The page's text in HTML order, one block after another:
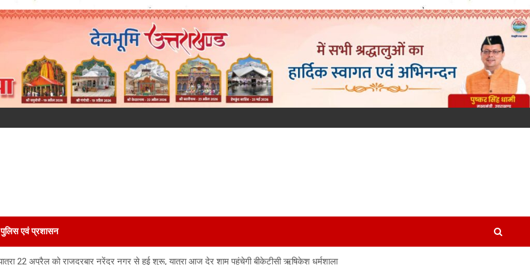
पुलिस एवं प्रशासन
22 अप्रैल को राजदरबार नरेंद्र नगर से हुई शुरू, यात्रा आज देर शाम पहुंचेगी बीकेटीसी ऋषिकेश धर्मशाला